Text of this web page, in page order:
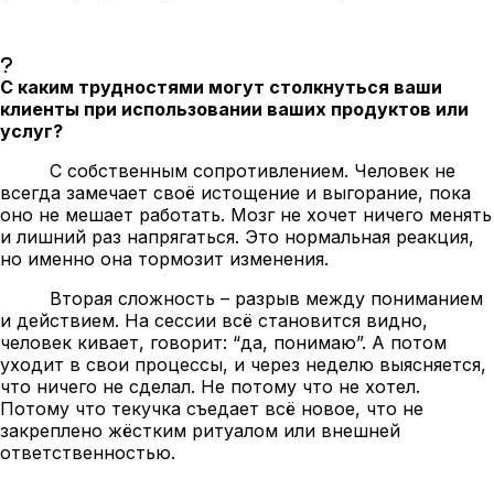
С каким трудностями могут столкнуться ваши
клиенты при использовании ваших продуктов или
услуг?
С собственным сопротивлением. Человек не
всегда замечает своё истощение и выгорание, пока
оно не мешает работать. Мозг не хочет ничего менять
и лишний раз напрягаться. Это нормальная реакция,
но именно она тормозит изменения.
Вторая сложность – разрыв между пониманием
и действием. На сессии всё становится видно,
человек кивает, говорит: “да, понимаю”. А потом
уходит в свои процессы, и через неделю выясняется,
что ничего не сделал. Не потому что не хотел.
Потому что текучка съедает всё новое, что не
закреплено жёстким ритуалом или внешней
ответственностью.